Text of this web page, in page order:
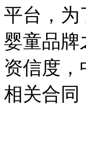
平台，为
婴童品牌
资信度
相关合同